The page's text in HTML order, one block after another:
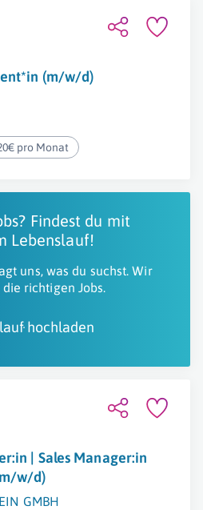
(m/w/d)
pro Monat
Findest du mit
Lebenslauf!
uns, was du suchst. Wir
richtigen Jobs.
hochladen
| Sales Manager:in
w/d)
GMBH